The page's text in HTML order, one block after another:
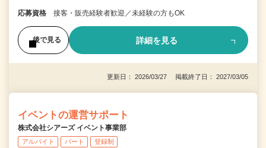
応募資格 接客・販売経験者歓迎／未経験の方もOK
後で見る 詳細を見る
更新日： 2026/03/27 掲載終了日： 2027/03/05
イベントの運営サポート
株式会社シアーズ イベント事業部
アルバイト パート 登録制